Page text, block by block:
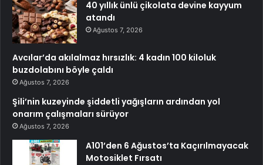
40 yıllık ünlü çikolata devine kayyum
atandı
Ağustos 7, 2026
Avcılar’da akılalmaz hırsızlık: 4 kadın 100 kiloluk
buzdolabını böyle çaldı
Ağustos 7, 2026
Şili’nin kuzeyinde şiddetli yağışların ardından yol
onarım çalışmaları sürüyor
Ağustos 7, 2026
A101’den 6 Ağustos’ta Kaçırılmayacak
Motosiklet Fırsatı